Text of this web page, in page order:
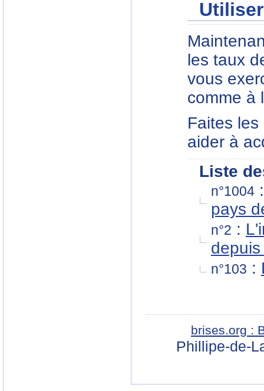
Utiliser
les taux
vous
comme à
Faites
aider à
Liste
n°1004
pays
n°2 :
n°103 :
brises.org :
Phillipe-de-